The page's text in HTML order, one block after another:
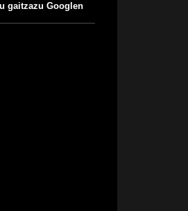
gaitzazu Googlen